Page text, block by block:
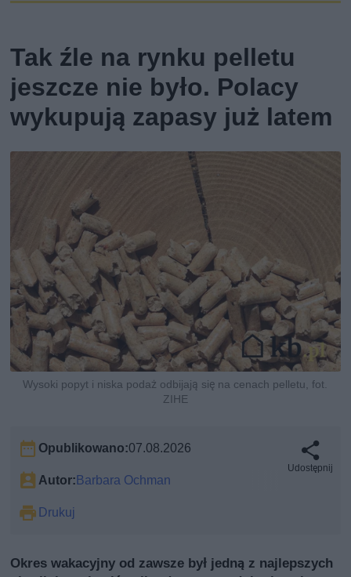
Tak źle na rynku pelletu
jeszcze nie było. Polacy
wykupują zapasy już latem
Wysoki popyt i niska podaż odbijają się na cenach pelletu, fot.
ZIHE
Opublikowano:07.08.2026
Autor:Barbara Ochman
Drukuj
Udostępnij
Okres wakacyjny od zawsze był jedną z najlepszych